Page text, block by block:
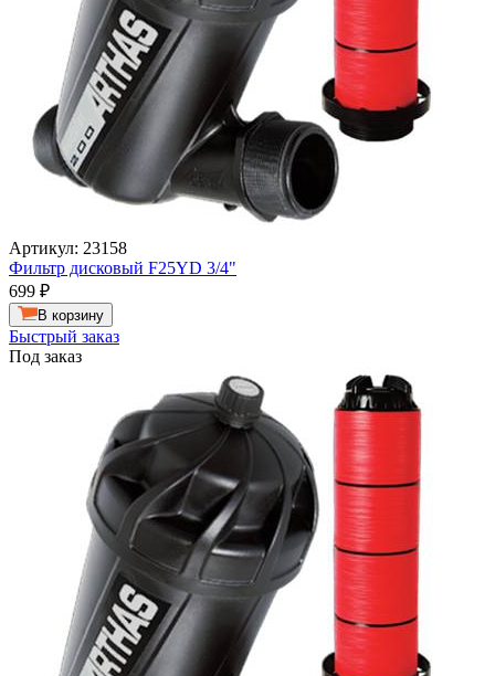
Артикул: 23158
Фильтр дисковый F25YD 3/4"
699 ₽
В корзину
Быстрый заказ
Под заказ